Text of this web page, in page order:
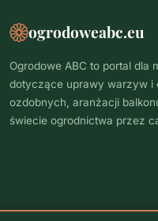
ogrodoweabc.eu
Ogrodowe ABC to portal dla
dotyczące uprawy warzyw i
ozdobnych, aranżacji
świecie ogrodnictwa przez